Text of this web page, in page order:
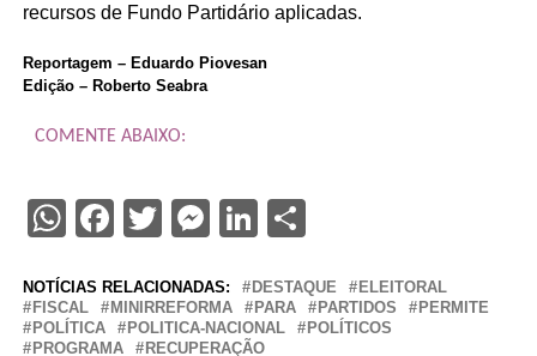
recursos de Fundo Partidário aplicadas.
Reportagem – Eduardo Piovesan
Edição – Roberto Seabra
COMENTE ABAIXO:
WhatsApp
Facebook
Twitter
Messenger
LinkedIn
Share
NOTÍCIAS RELACIONADAS: DESTAQUE
ELEITORAL
FISCAL
MINIRREFORMA PARA PARTIDOS
PERMITE
POLÍTICA
POLITICA-NACIONAL
POLÍTICOS
PROGRAMA
RECUPERAÇÃO